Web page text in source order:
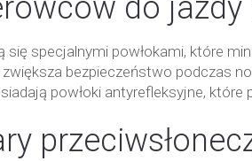
do
się specjalnymi powłokami, które
bezpieczeństwo podczas
powłoki antyrefleksyjne, które